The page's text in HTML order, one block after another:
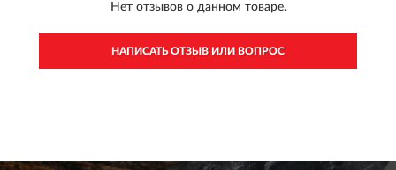
Нет отзывов о данном товаре.
НАПИСАТЬ ОТЗЫВ ИЛИ ВОПРОС